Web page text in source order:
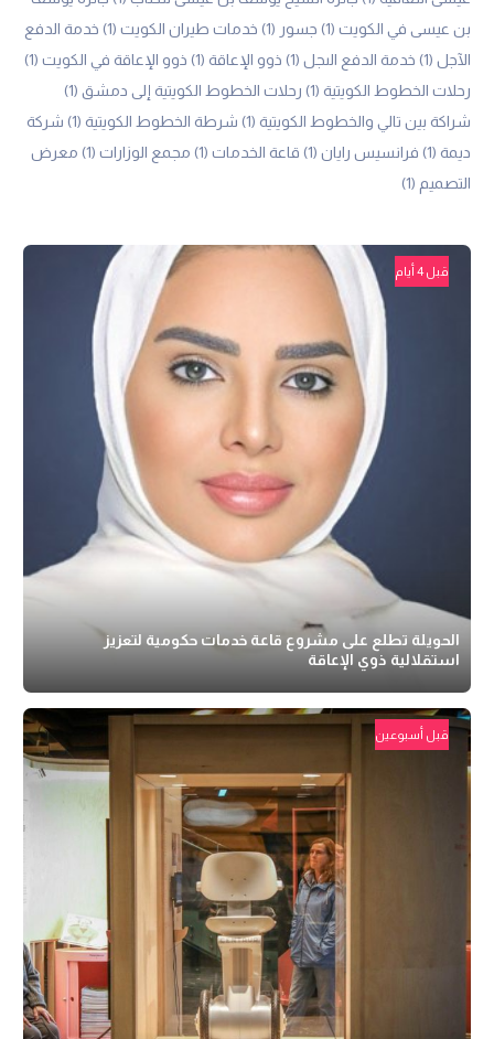
بن عيسى في الكويت (1) جسور (1) خدمات طيران الكويت (1)
خدمة الدفع
الآجل (1) خدمة الدفع الىجل (1) ذوو الإعاقة (1) ذوو الإعاقة في الكويت (1)
رحلات الخطوط الكويتية (1) رحلات الخطوط الكويتية إلى دمشق (1)
شراكة بين تالي والخطوط الكويتية (1) شرطة الخطوط الكويتية (1)
شركة
ديمة (1) فرانسيس رايان (1) قاعة الخدمات (1) مجمع الوزارات (1)
معرض
التصميم (1)
قبل 4 أيام
الحويلة تطلع على مشروع قاعة خدمات حكومية لتعزيز
استقلالية ذوي الإعاقة
قبل أسبوعين